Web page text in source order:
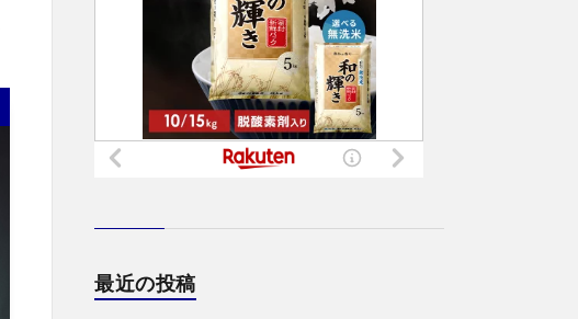
最近の投稿